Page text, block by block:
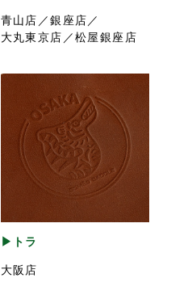
青山店／銀座店／
大丸東京店／松屋銀座店
▶トラ
大阪店